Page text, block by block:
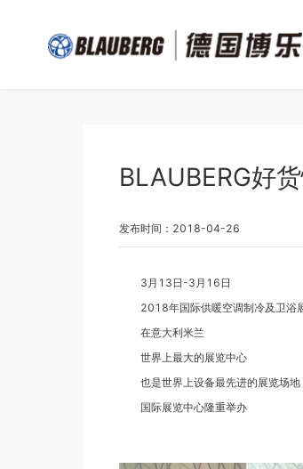
BLAUBERG好
发布时间：2018-04-26
3月13日-3月16日
2018年国际供暖空调制冷及卫浴
在意大利米兰
世界上最大的展览中心
也是世界上设备最先进的展览场地
国际展览中心隆重举办